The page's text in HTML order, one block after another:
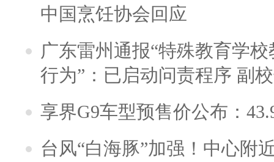
中国烹饪协会回应
广东雷州通报“特殊教育学
行为”：已启动问责程序 副
享界G9车型预售价公布：
台风“白海豚”加强！中心附